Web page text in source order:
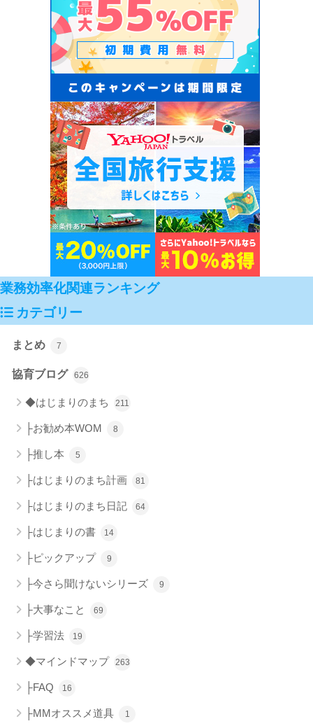
業務効率化関連ランキング
カテゴリー
まとめ 7
協育ブログ 626
◆はじまりのまち 211
├お勧め本WOM 8
├推し本 5
├はじまりのまち計画 81
├はじまりのまち日記 64
├はじまりの書 14
├ピックアップ 9
├今さら聞けないシリーズ 9
├大事なこと 69
├学習法 19
◆マインドマップ 263
├FAQ 16
├MMオススメ道具 1